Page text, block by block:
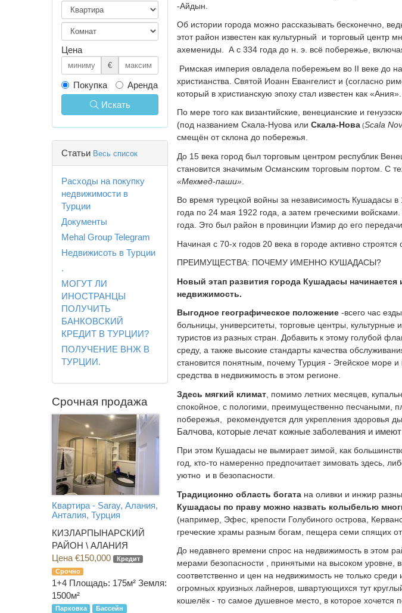
-Айдын.
Об истории города можно рассказывать бесконечно,
этот район известен как культурный
и торговый центр
ахемениды.
А с 334 года до н. э. всё побережье,
Римская империя овладела побережьем во II веке до
христианства. Святой Иоанн Евангелист и (согласно
который в христианскую эпоху стал известен как «Ания».
По мере того как византийские, венецианские и
(под названием Скала-Нуова или Скала-Нова (Scala
смещён от склона до побережья.
До 15 века город был торговым центром республик
становится значимым Османским торговым портом. С
«Мехмед-паши»
Во время турецкой войны за независимость Кушадасы
года по 24 мая 1922 года, а затем греческими
года. Это был район в провинции Измир до его
Начиная с 70-х годов 20 века в городе активно
ПРЕИМУЩЕСТВА: ПОЧЕМУ ИМЕННО КУШАДАСЫ?
Новый этап развития города Кушадасы
недвижимость.
Выгодное географическое положение -всего час
больницы, университеты, торговые центры,
туристов из разных стран. Добавить к этому голубой
среду, а также высокие стандарты качества
становится понятным, почему Турция - Эгейское море
средства в недвижимость в этом регионе.
Здесь мягкий климат , помимо летних месяцев,
спокойное, с пологими, преимущественно песчаными,
побережья,
рекомендуется для укрепления здоровья
Балчова, которые лечат кожные заболевания и
При этом Кушадасы не вымирает зимой, как
год, кто-то намеренно предпочитает зимовать здесь,
уютно и в безопасности.
Традиционно область богата на оливки и инжир
Кушадасы по праву можно назвать колыбелью
(например, Эфес, крепости Голубиного острова,
греческие храмы разным богам, пещера семи спящих
До недавнего времени спрос на недвижимость в этом
мерами безопасности , принятыми на высоком уровне,
соответственно и цен на недвижимость не только
огромных круизных лайнеров, швартующихся тут
кошелёк - то самое душевное место, в которое хочется
Цена
€
Покупка
Аренда
Искать
Статьи Весь список
Расходы на покупку
недвижимости в
Турции
Документы
Mehal Group Telegram
Недвижисоть в Турции
.
МОГУТ ЛИ
ИНОСТРАНЦЫ
ПОЛУЧИТЬ
БАНКОВСКИЙ
КРЕДИТ В ТУРЦИИ?
ПОЛУЧЕНИЕ ВНЖ В
ТУРЦИИ.
Срочная продажа
Квартира - Saray, Алания,
Анталия, Турция
КИЗЛАРПЫНАРСКИЙ
РАЙОН \ АЛАНИЯ
Цена €150,000
Кредит
Срочно
1+4 Площадь: 175м² Земля:
1500м²
Парковка
Бассейн